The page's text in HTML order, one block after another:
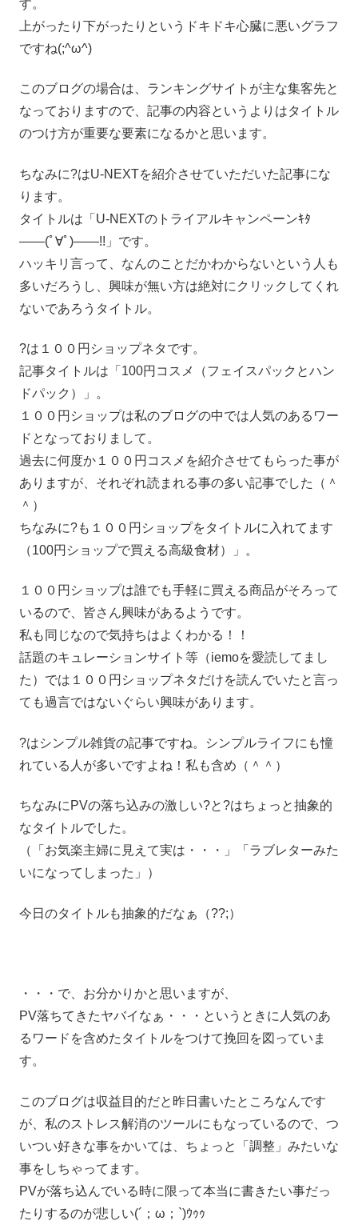
す。
上がったり下がったりというドキドキ心臓に悪いグラフ
ですね(;^ω^)
このブログの場合は、ランキングサイトが主な集客先と
なっておりますので、記事の内容というよりはタイトル
のつけ方が重要な要素になるかと思います。
ちなみに?はU-NEXTを紹介させていただいた記事にな
ります。
タイトルは「U-NEXTのトライアルキャンペーンｷﾀ
――(ﾟ∀ﾟ)――!!」です。
ハッキリ言って、なんのことだかわからないという人も
多いだろうし、興味が無い方は絶対にクリックしてくれ
ないであろうタイトル。
?は１００円ショップネタです。
記事タイトルは「100円コスメ（フェイスパックとハン
ドパック）」。
１００円ショップは私のブログの中では人気のあるワー
ドとなっておりまして。
過去に何度か１００円コスメを紹介させてもらった事が
ありますが、それぞれ読まれる事の多い記事でした（＾
＾）
ちなみに?も１００円ショップをタイトルに入れてます
（100円ショップで買える高級食材）」。
１００円ショップは誰でも手軽に買える商品がそろって
いるので、皆さん興味があるようです。
私も同じなので気持ちはよくわかる！！
話題のキュレーションサイト等（iemoを愛読してまし
た）では１００円ショップネタだけを読んでいたと言っ
ても過言ではないぐらい興味があります。
?はシンプル雑貨の記事ですね。シンプルライフにも憧
れている人が多いですよね！私も含め（＾＾）
ちなみにPVの落ち込みの激しい?と?はちょっと抽象的
なタイトルでした。
（「お気楽主婦に見えて実は・・・」「ラブレターみた
いになってしまった」）
今日のタイトルも抽象的だなぁ（??;）
・・・で、お分かりかと思いますが、
PV落ちてきたヤバイなぁ・・・というときに人気のあ
るワードを含めたタイトルをつけて挽回を図っていま
す。
このブログは収益目的だと昨日書いたところなんです
が、私のストレス解消のツールにもなっているので、つ
いつい好きな事をかいては、ちょっと「調整」みたいな
事をしちゃってます。
PVが落ち込んでいる時に限って本当に書きたい事だっ
たりするのが悲しい(´；ω；`)ｳｩｩ